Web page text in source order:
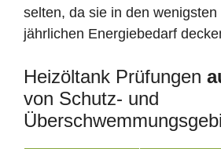
selten, da sie in den wenigsten
jährlichen Energiebedarf
Heizöltank Prüfungen
von Schutz- und